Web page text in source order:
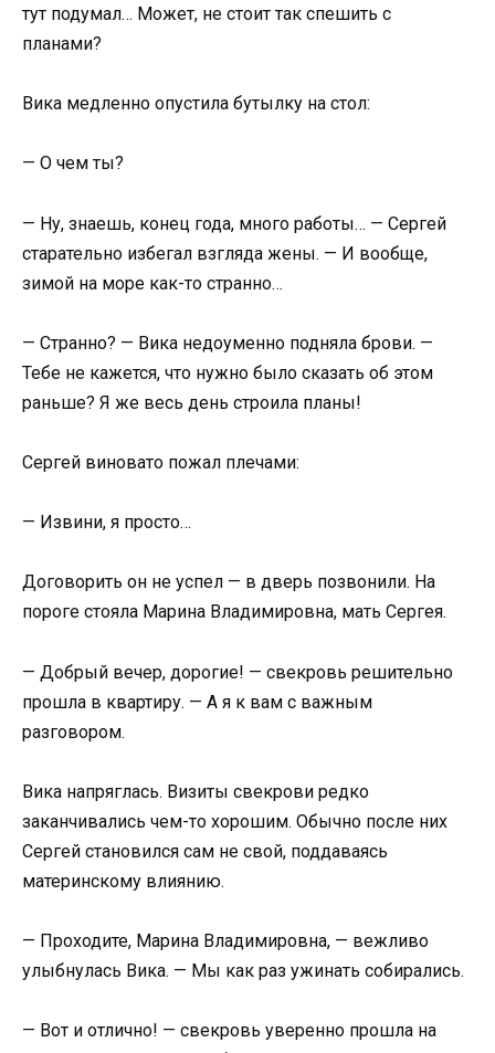
тут подумал… Может, не стоит так спешить с
планами?
Вика медленно опустила бутылку на стол:
— О чем ты?
— Ну, знаешь, конец года, много работы… — Сергей
старательно избегал взгляда жены. — И вообще,
зимой на море как-то странно…
— Странно? — Вика недоуменно подняла брови. —
Тебе не кажется, что нужно было сказать об этом
раньше? Я же весь день строила планы!
Сергей виновато пожал плечами:
— Извини, я просто…
Договорить он не успел — в дверь позвонили. На
пороге стояла Марина Владимировна, мать Сергея.
— Добрый вечер, дорогие! — свекровь решительно
прошла в квартиру. — А я к вам с важным
разговором.
Вика напряглась. Визиты свекрови редко
заканчивались чем-то хорошим. Обычно после них
Сергей становился сам не свой, поддаваясь
материнскому влиянию.
— Проходите, Марина Владимировна, — вежливо
улыбнулась Вика. — Мы как раз ужинать собирались.
— Вот и отлично! — свекровь уверенно прошла на